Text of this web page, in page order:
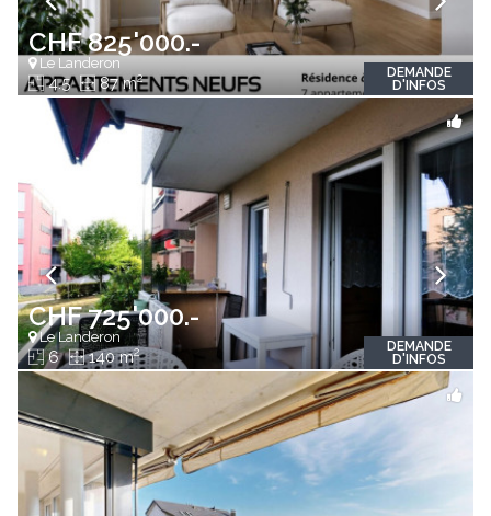
CHF 825'000.-
Le Landeron
4.5 87 m2
DEMANDE
D'INFOS
CHF 725'000.-
Le Landeron
6 140 m2
DEMANDE
D'INFOS